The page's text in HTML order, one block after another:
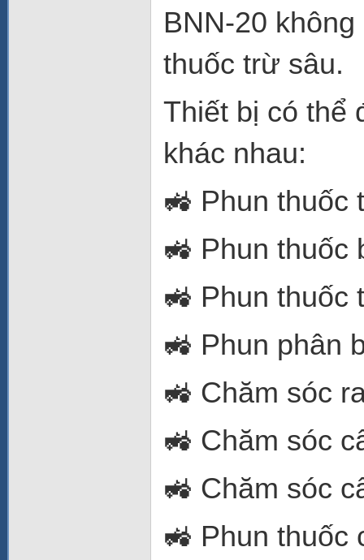
BNN-20
thuốc trừ sâu.
Thiết bị có thể
khác nhau:
🚜 Phun thuốc
🚜 Phun thuốc
🚜 Phun thuốc
🚜 Phun phân
🚜 Chăm sóc
🚜 Chăm sóc
🚜 Chăm sóc
🚜 Phun thuốc